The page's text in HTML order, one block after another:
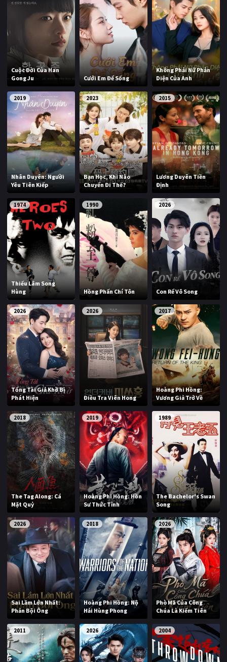
Cuộc Đời Của Han
Gong Ju
Cưới Em Để Sống
Không Phải Nữ Phản
Diện Của Anh
2019
Nhân Duyên: Người
Yêu Tiên Kiếp
2023
Bạn Học, Khi Nào
Chuyển Đi Thế?
2015
Lương Duyên Tiền
Định
1974
Thiếu Lâm Song
Hùng
1990
Hồng Phấn Chí Tôn
2026
Con Rể Vô Song
2026
Tổng Tài Giả Khờ Bị
Phát Hiện
2026
Điều Tra Viên Hong
2017
Hoàng Phi Hồng:
Vương Giả Trở Về
2018
The Tag Along: Cá
Mặt Quỷ
2019
Hoàng Phi Hồng: Hồn
Sư Thức Tỉnh
1989
The Bachelor's Swan
Song
2026
Sai Lầm Lớn Nhất:
Phản Bội Ông
2018
Hoàng Phi Hồng: Nộ
Hải Hùng Phong
2026
Phò Mã Của Công
Chúa Là Kiếm Tiên
2011 2026 2004